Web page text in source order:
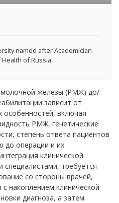
named after Academician
of Russia
молочной железы (РМЖ) до/
зависит от
особенностей, включая
РМЖ, генетические
степень ответа пациентов
до операции и их
клинической
требуется
со стороны врачей,
накоплением клинической
диагноза, а затем